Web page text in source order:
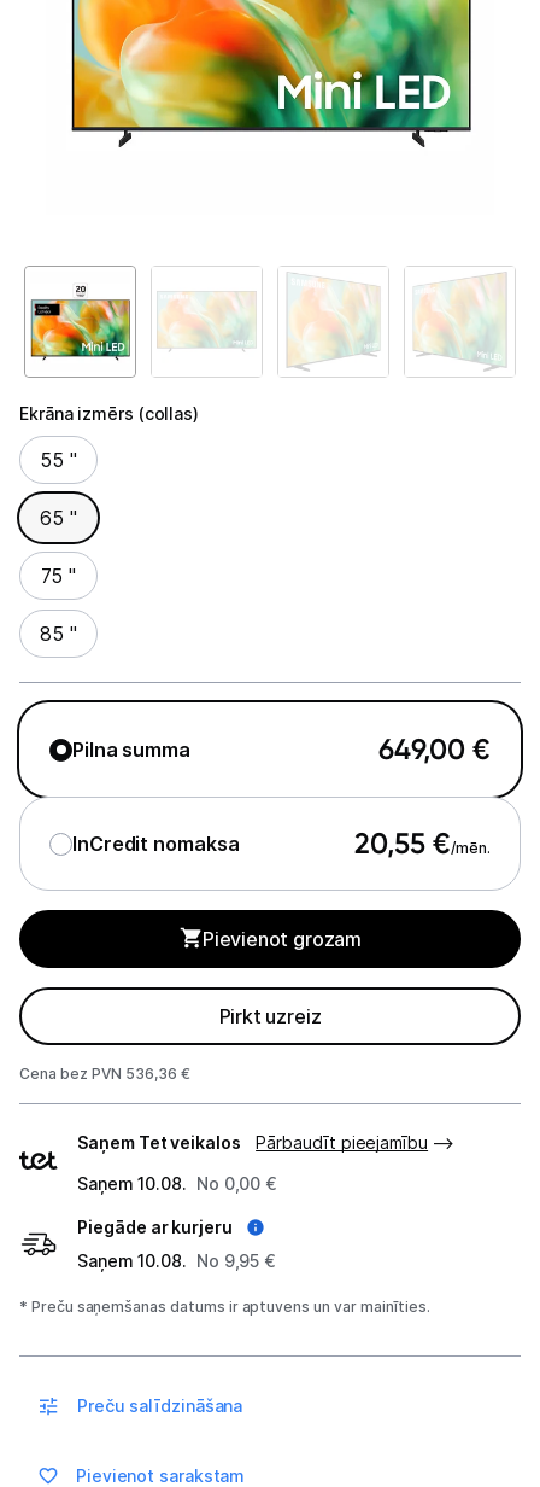
Ekrāna izmērs (collas)
Ekrāna izmērs (collas)
55 "
65 "
75 "
85 "
Pilna summa 649,00 €
InCredit nomaksa 20,55 €/mēn.
Pievienot grozam
Pirkt uzreiz
Cena bez PVN 536,36 €
veidi
Saņem Tet veikalos
Pārbaudīt pieejamību
Saņem 10.08. No 0,00 €
Piegāde ar kurjeru
Saņem 10.08. No 9,95 €
* Preču saņemšanas datums ir aptuvens un var mainīties.
Preču salīdzināšana
Pievienot sarakstam